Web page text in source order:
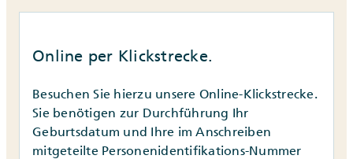
Online per Klickstrecke.
Besuchen Sie hierzu unsere Online-Klickstrecke.
Sie benötigen zur Durchführung Ihr
Geburtsdatum und Ihre im Anschreiben
mitgeteilte Personenidentifikations-Nummer